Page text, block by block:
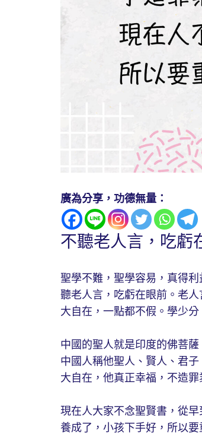
廣為分享，功德無量：
不聽老人言，吃虧
聖學不難，聖學容易，真得
聽老人言，吃虧在眼前。老
大自在，一點都不假。學少
中國的聖人就是印度的佛菩
中國人稱他聖人、賢人、君
大自在，他真正幸福，不造
現在人大家不念聖賢書，從
養成了，小孩下手好，所以